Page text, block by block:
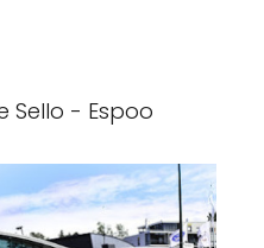
Sello - Espoo